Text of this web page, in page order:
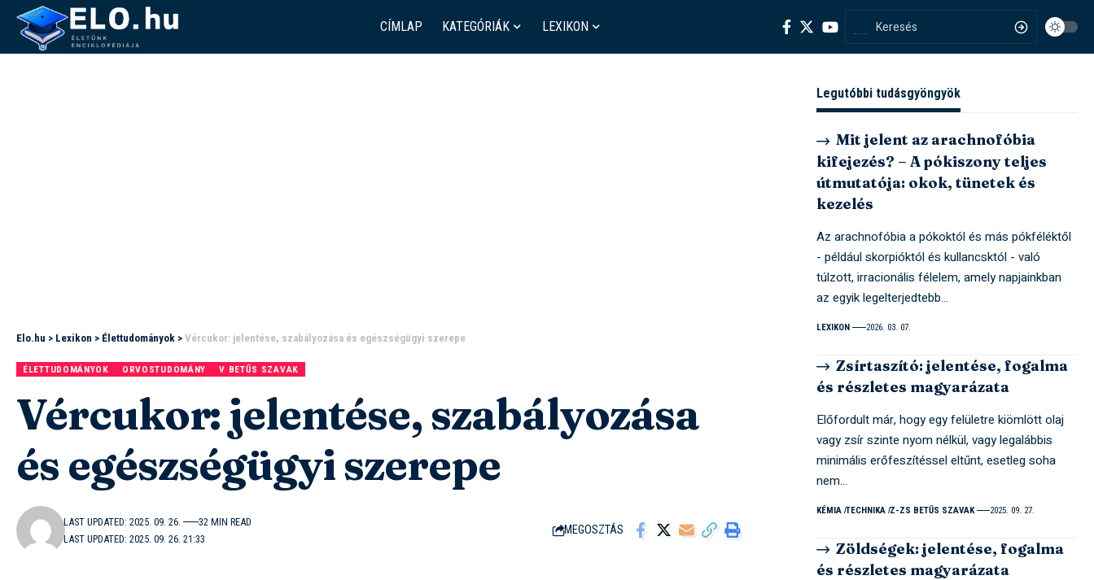
CÍMLAP KATEGÓRIÁK LEXIKON
Elo.hu > Lexikon > Élettudományok > Vércukor: jelentése, szabályozása és egészségügyi szerepe
ÉLETTUDOMÁNYOK ORVOSTUDOMÁNY V BETŰS SZAVAK
Vércukor: jelentése, szabályozása
és egészségügyi szerepe
LAST UPDATED: 2025. 09. 26. 21:33
LAST UPDATED: 2025. 09. 26. 32 MIN READ
MEGOSZTÁS
Legutóbbi tudásgyöngyök
Mit jelent az arachnofóbia
kifejezés? – A pókiszony teljes
útmutatója: okok, tünetek és
kezelés
Az arachnofóbia a pókoktól és más pókféléktől
- például skorpióktól és kullancsktól - való
túlzott, irracionális félelem, amely napjainkban
az egyik legelterjedtebb…
LEXIKON 2026. 03. 07.
Zsírtaszító: jelentése, fogalma
és részletes magyarázata
Előfordult már, hogy egy felületre kiömlött olaj
vagy zsír szinte nyom nélkül, vagy legalábbis
minimális erőfeszítéssel eltűnt, esetleg soha
nem…
KÉMIA TECHNIKA Z-ZS BETŰS SZAVAK 2025. 09. 27.
Zöldségek: jelentése, fogalma
és részletes magyarázata